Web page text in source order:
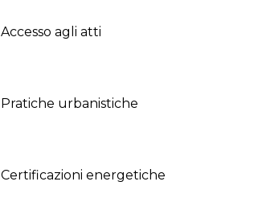
Accesso agli atti
Pratiche urbanistiche
Certificazioni energetiche